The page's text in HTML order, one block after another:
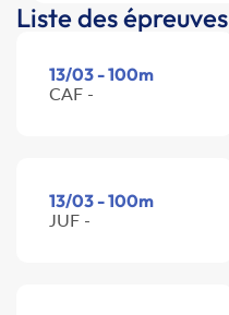
Liste des épreuves
13/03 - 100m
CAF -
13/03 - 100m
JUF -